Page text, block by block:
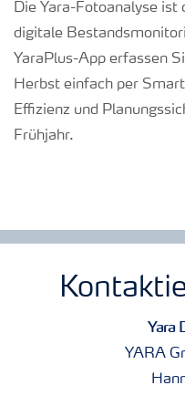
Die Yara-Fotoanalyse
digitale
YaraPlus-App erfassen
Herbst einfach per
Effizienz und
Frühjahr.
Yara
YARA